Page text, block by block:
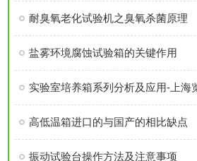
耐臭氧老化试验机之臭氧杀菌原理
盐雾环境腐蚀试验箱的关键作用
实验室培养箱系列分析及应用-上海
高低温箱进口的与国产的相比缺点
振动试验台操作方法及注意事项